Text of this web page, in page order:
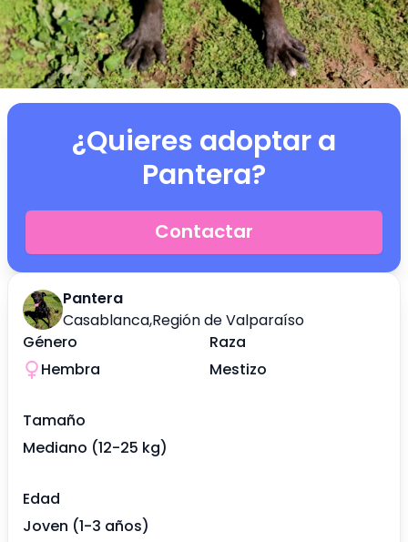
Pantera
Casablanca,Región de Valparaíso
Género
Hembra
Raza
Mestizo
Tamaño
Mediano (12-25 kg)
Edad
Joven (1-3 años)
¿Quieres adoptar a
Pantera?
Contactar